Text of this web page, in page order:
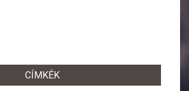
CÍMKÉK